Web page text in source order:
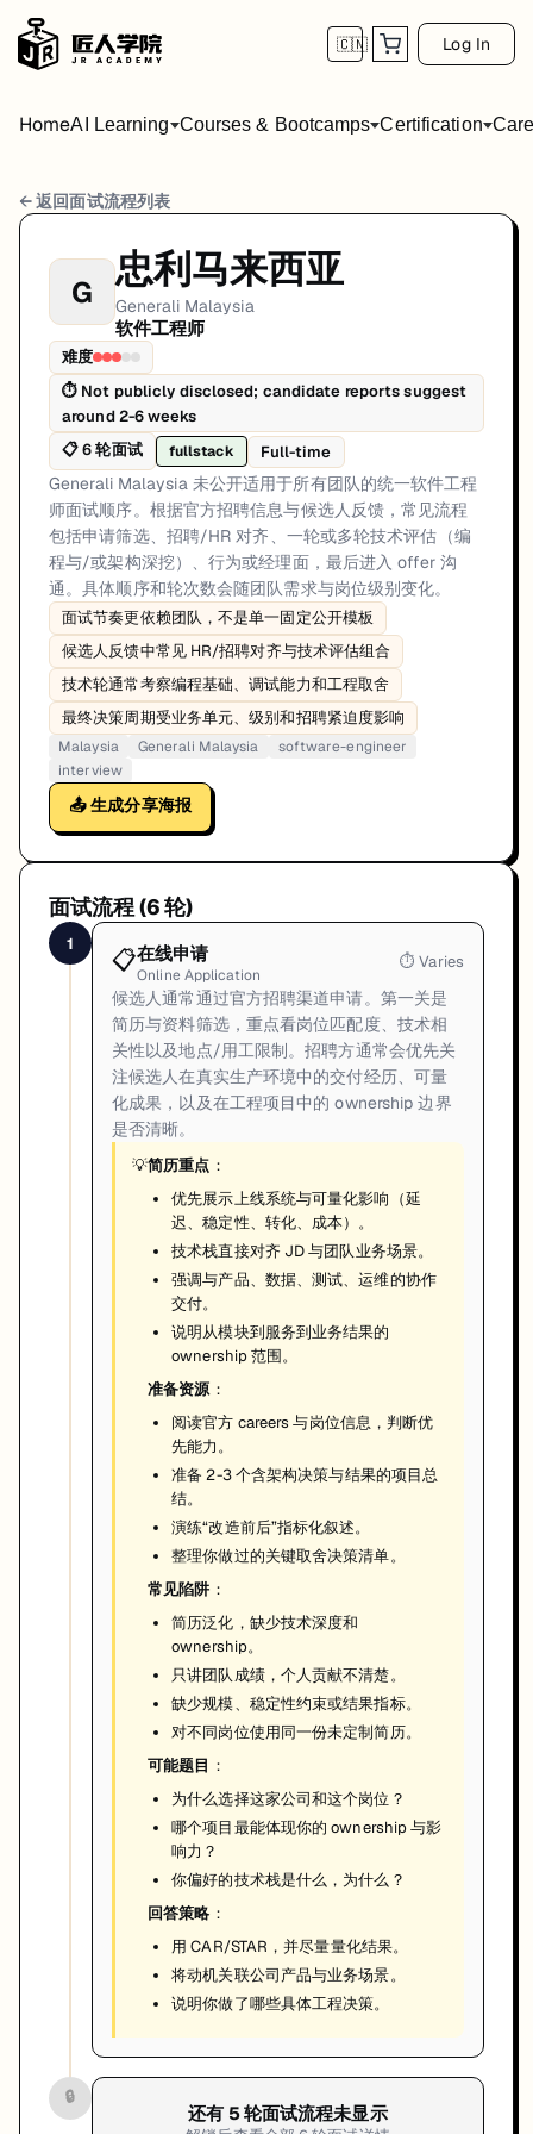
🇨🇳 Log In
HomeAI Learning Courses & Bootcamps Certification
Generali Malaysia 软件工程师 面试流程
岗位方向: fullstack
Generali Malaysia 未公开适用于所有团队的统一软件工程师面试顺序
Generali Malaysia的软件工程师面试共6轮，以下是每轮面试的详细流
第1轮 (Varies): 候选人通常通过官方招聘渠道申请。第一关是简
面试亮点: Interview sequencing is team-dependent rather than a
标签: Malaysia, Generali Malaysia, software-engineer, interview
← 返回面试流程列表
G 忠利马来西亚
Generali Malaysia
软件工程师
难度
⏱ Not publicly disclosed; candidate reports suggest
around 2-6 weeks
📋6轮面试 fullstack Full-time
Generali Malaysia 未公开适用于所有团队的统一软件工程
师面试顺序。根据官方招聘信息与候选人反馈，常见流程
包括申请筛选、招聘/HR 对齐、一轮或多轮技术评估（编
程与/或架构深挖）、行为或经理面，最后进入 offer 沟
通。具体顺序和轮次数会随团队需求与岗位级别变化。
面试节奏更依赖团队，不是单一固定公开模板
候选人反馈中常见 HR/招聘对齐与技术评估组合
技术轮通常考察编程基础、调试能力和工程取舍
最终决策周期受业务单元、级别和招聘紧迫度影响
Malaysia Generali Malaysia
software-engineer
interview
📤 生成分享海报
面试流程 (6轮)
1
📋在线申请
Online Application
⏱Varies
候选人通常通过官方招聘渠道申请。第一关是
简历与资料筛选，重点看岗位匹配度、技术相
关性以及地点/用工限制。招聘方通常会优先关
注候选人在真实生产环境中的交付经历、可量
化成果，以及在工程项目中的 ownership 边界
是否清晰。
💡简历重点 ：
优先展示上线系统与可量化影响（延
迟、稳定性、转化、成本）。
技术栈直接对齐 JD 与团队业务场景。
强调与产品、数据、测试、运维的协作
交付。
说明从模块到服务到业务结果的
ownership 范围。
准备资源：
阅读官方 careers 与岗位信息，判断优
先能力。
准备 2-3 个含架构决策与结果的项目总
结。
演练“改造前后”指标化叙述。
整理你做过的关键取舍决策清单。
常见陷阱 ：
简历泛化，缺少技术深度和
ownership。
只讲团队成绩，个人贡献不清楚。
缺少规模、稳定性约束或结果指标。
对不同岗位使用同一份未定制简历。
可能题目 ：
为什么选择这家公司和这个岗位？
哪个项目最能体现你的 ownership 与影
响力？
你偏好的技术栈是什么，为什么？
回答策略 ：
用 CAR/STAR，并尽量量化结果。
将动机关联公司产品与业务场景。
说明你做了哪些具体工程决策。
🔒
还有 5轮面试流程未显示